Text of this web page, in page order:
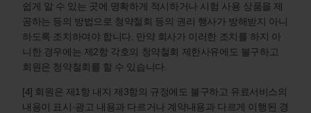
쉽게 알 수 있는 곳에 명확하게 적시하거나 시험 사용 상품을 제
공하는 등의 방법으로 청약철회 등의 권리 행사가 방해받지 아니
하도록 조치하여야 합니다. 만약 회사가 이러한 조치를 하지 아
니한 경우에는 제2항 각호의 청약철회 제한사유에도 불구하고
회원은 청약철회를 할 수 있습니다.
[4] 회원은 제1항 내지 제3항의 규정에도 불구하고 유료서비스의
내용이 표시·광고 내용과 다르거나 계약내용과 다르게 이행된 경